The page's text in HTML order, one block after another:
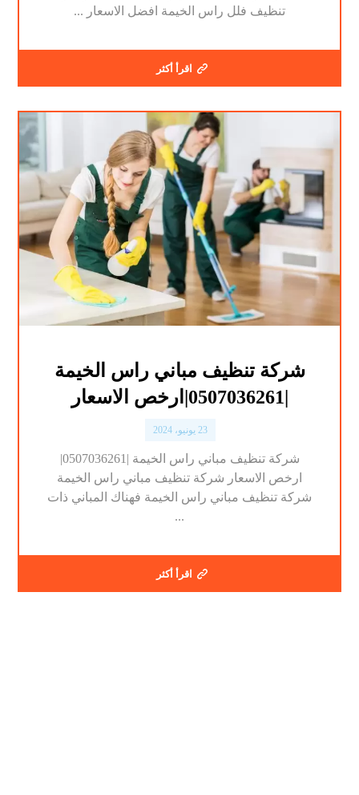
تنظيف فلل راس الخيمة افضل الاسعار ...
اقرأ أكثر
شركة تنظيف مباني راس الخيمة
23 يونيو، 2024
شركة تنظيف مباني راس الخيمة |0507036261|
ارخص الاسعار شركة تنظيف مباني راس الخيمة
شركة تنظيف مباني راس الخيمة فهناك المباني ذات
...
اقرأ أكثر